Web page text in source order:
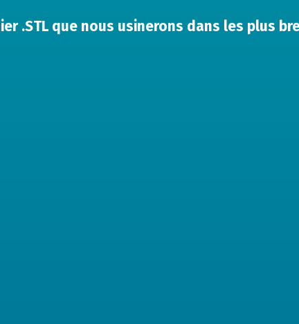
.STL que nous usinerons dans les plus